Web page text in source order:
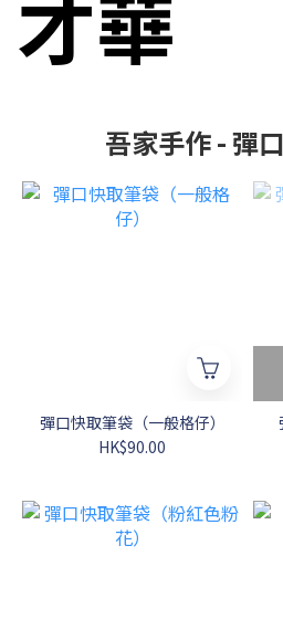
才華
吾家手作 - 彈
彈口快取筆袋（一般格仔）
HK$90.00